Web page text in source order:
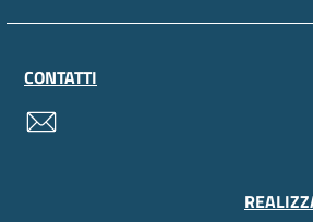
CONTATTI